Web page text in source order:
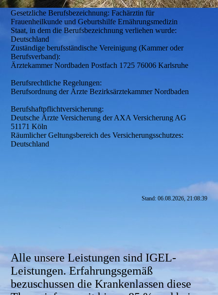
Gesetzliche Berufsbezeichnung: Fachärztin für
Frauenheilkunde und Geburtshilfe Ernährungsmedizin
Staat, in dem die Berufsbezeichnung verliehen wurde:
Deutschland
Zuständige berufsständische Vereinigung (Kammer oder
Berufsverband):
Ärztekammer Nordbaden Postfach 1725 76006 Karlsruhe
Berufsrechtliche Regelungen:
Berufsordnung der Ärzte Bezirksärztekammer Nordbaden
Berufshaftpflichtversicherung:
Deutsche Ärzte Versicherung der AXA Versicherung AG
51171 Köln
Räumlicher Geltungsbereich des Versicherungsschutzes:
Deutschland
Stand: 06.08.2026, 21:08:39
Alle unsere Leistungen sind IGEL-
Leistungen. Erfahrungsgemäß
bezuschussen die Krankenlassen diese